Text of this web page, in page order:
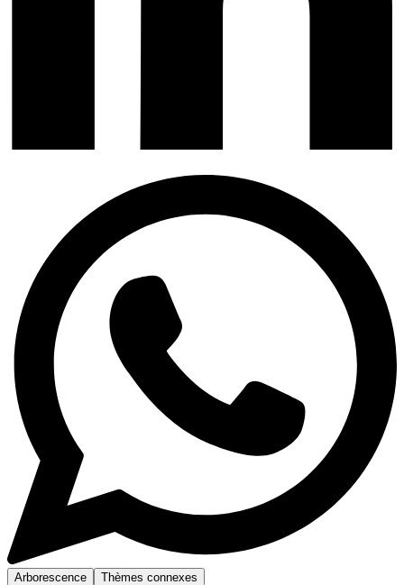
Arborescence Thèmes connexes